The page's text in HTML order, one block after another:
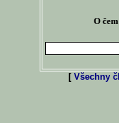
O
[ Všechny